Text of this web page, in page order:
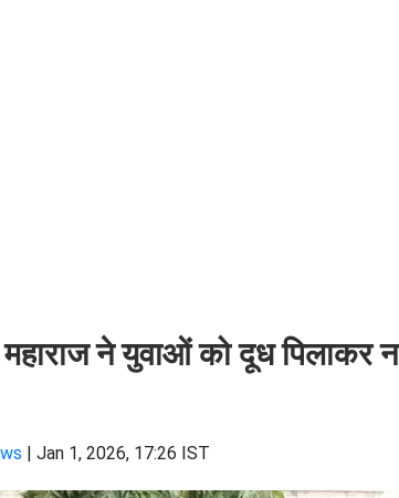
महाराज ने युवाओं को दूध
| Jan 1, 2026, 17:26 IST